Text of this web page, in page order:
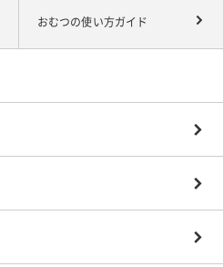
おむつの使い方ガイド